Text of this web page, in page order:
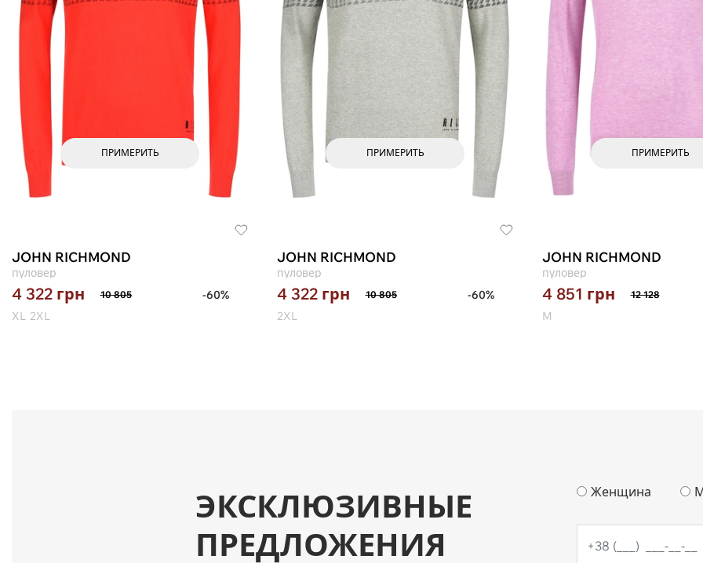
ПРИМЕРИТЬ
JOHN RICHMOND
пуловер
4 322 грн 10 805
-60%
XL 2XL
ПРИМЕРИТЬ
JOHN RICHMOND
пуловер
4 322 грн 10 805
-60%
2XL
ПРИМЕРИТЬ
JOHN RICHMOND
пуловер
4 851 грн 12 128
M
ЭКСКЛЮЗИВНЫЕ
ПРЕДЛОЖЕНИЯ
Женщина